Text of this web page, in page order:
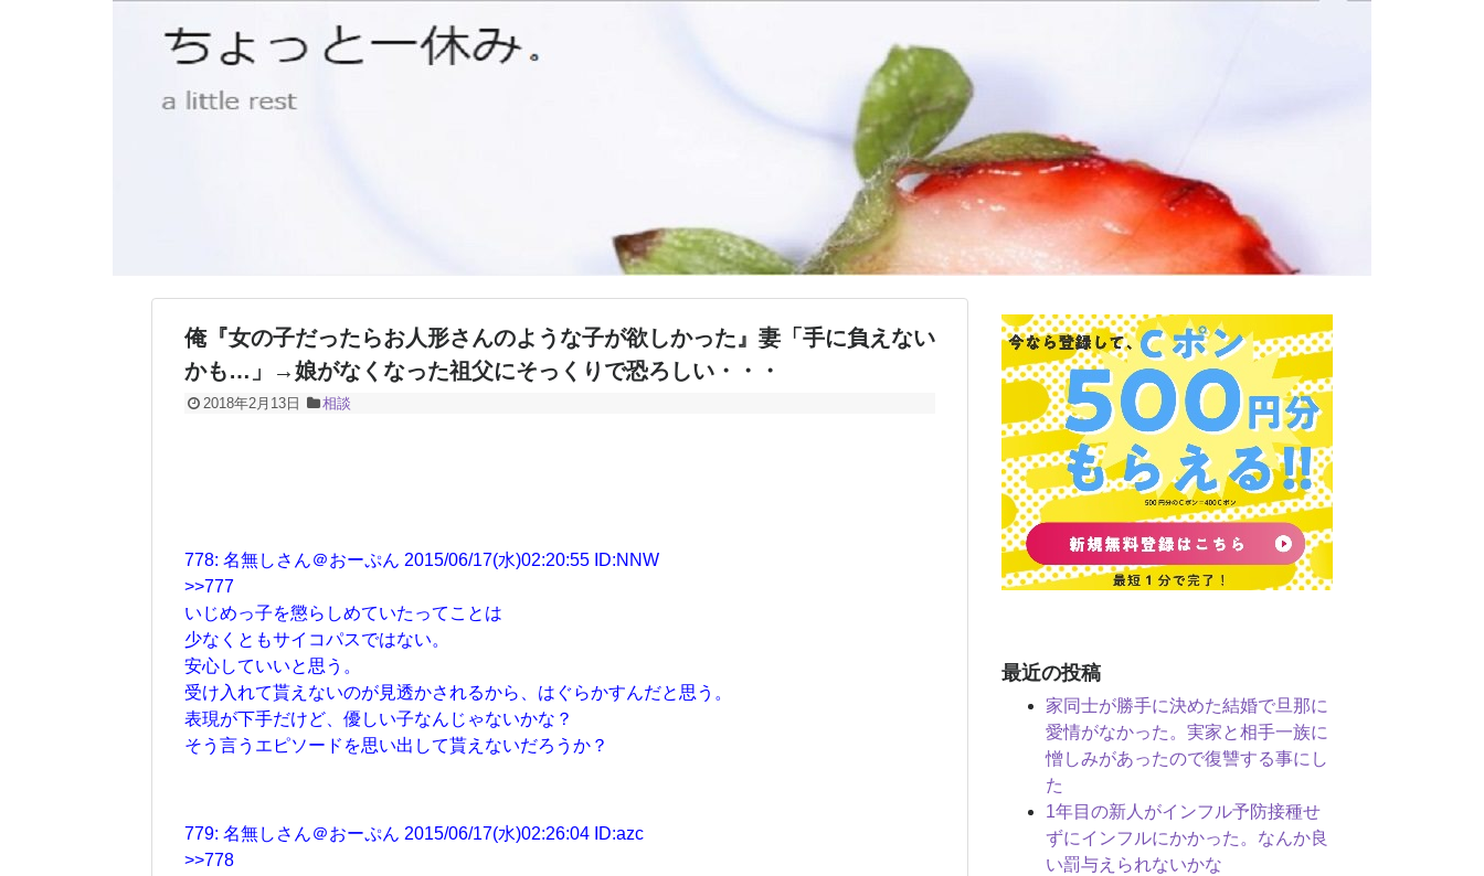
俺『女の子だったらお人形さんのような子が欲しかった』妻「手に負えない
かも…」→娘がなくなった祖父にそっくりで恐ろしい・・・
2018年2月13日 相談
778: 名無しさん＠おーぷん 2015/06/17(水)02:20:55 ID:NNW
>>777
いじめっ子を懲らしめていたってことは
少なくともサイコパスではない。
安心していいと思う。
受け入れて貰えないのが見透かされるから、はぐらかすんだと思う。
表現が下手だけど、優しい子なんじゃないかな？
そう言うエピソードを思い出して貰えないだろうか？
779: 名無しさん＠おーぷん 2015/06/17(水)02:26:04 ID:azc
>>778
最近の投稿
家同士が勝手に決めた結婚で旦那に
愛情がなかった。実家と相手一族に
憎しみがあったので復讐する事にし
た
1年目の新人がインフル予防接種せ
ずにインフルにかかった。なんか良
い罰与えられないかな